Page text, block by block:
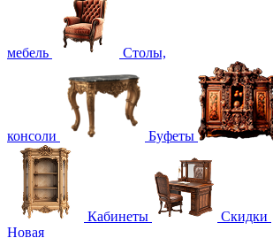
мебель Столы,
консоли Буфеты
Кабинеты
Скидки
Новая